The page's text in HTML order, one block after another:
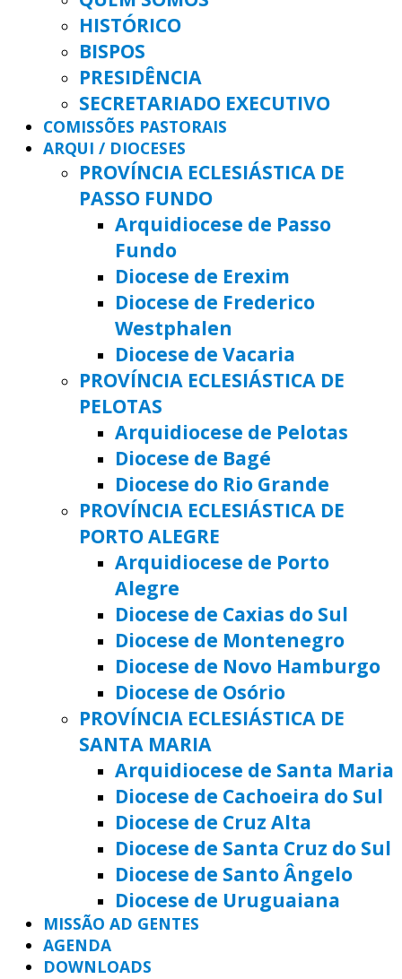
HISTÓRICO
BISPOS
PRESIDÊNCIA
SECRETARIADO EXECUTIVO
COMISSÕES PASTORAIS
ARQUI / DIOCESES
PROVÍNCIA ECLESIÁSTICA DE
PASSO FUNDO
Arquidiocese de Passo
Fundo
Diocese de Erexim
Diocese de Frederico
Westphalen
Diocese de Vacaria
PROVÍNCIA ECLESIÁSTICA DE
PELOTAS
Arquidiocese de Pelotas
Diocese de Bagé
Diocese do Rio Grande
PROVÍNCIA ECLESIÁSTICA DE
PORTO ALEGRE
Arquidiocese de Porto
Alegre
Diocese de Caxias do Sul
Diocese de Montenegro
Diocese de Novo Hamburgo
Diocese de Osório
PROVÍNCIA ECLESIÁSTICA DE
SANTA MARIA
Arquidiocese de Santa Maria
Diocese de Cachoeira do Sul
Diocese de Cruz Alta
Diocese de Santa Cruz do Sul
Diocese de Santo Ângelo
Diocese de Uruguaiana
MISSÃO AD GENTES
AGENDA
DOWNLOADS